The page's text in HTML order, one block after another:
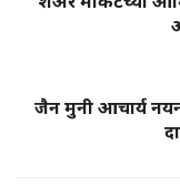
जैन मुनी आचार्य नयन